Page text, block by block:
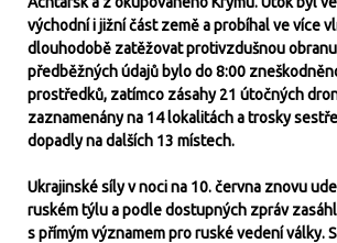
východní i jižní část země a probíhal ve více
dlouhodobě zatěžovat protivzdušnou
předběžných údajů bylo do 8:00
prostředků, zatímco zásahy 21 útočných
zaznamenány na 14 lokalitách a trosky
dopadly na dalších 13 místech.
Ukrajinské síly v noci na 10. června znovu
ruském týlu a podle dostupných zpráv
s přímým významem pro ruské vedení války.